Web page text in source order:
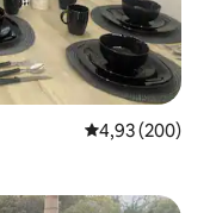
4,93 (200)